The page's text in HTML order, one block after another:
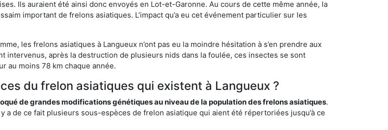
Ils auraient été ainsi donc envoyés en Lot-et-Garonne. Au cours de cette même année, la
important de frelons asiatiques. L’impact qu’a eu cet événement particulier sur les
les frelons asiatiques à Langueux n’ont pas eu la moindre hésitation à s’en prendre aux
intervenus, après la destruction de plusieurs nids dans la foulée, ces insectes se sont
au moins 78 km chaque année.
du frelon asiatiques qui existent à Langueux ?
de grandes modifications génétiques au niveau de la population des frelons asiatiques.
a de ce fait plusieurs sous-espèces de frelon asiatique qui aient été répertoriées jusqu’à ce